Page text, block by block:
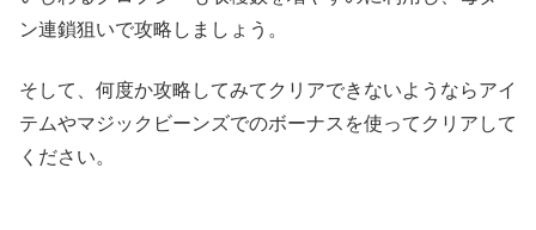
ン連鎖狙いで攻略しましょう。
そして、何度か攻略してみてクリアできないようならアイ
テムやマジックビーンズでのボーナスを使ってクリアして
ください。